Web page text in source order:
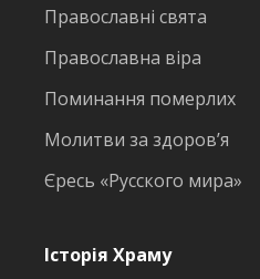
Православні свята
Православна віра
Поминання померлих
Молитви за здоров’я
Єресь «Русского мира»
Історія Храму